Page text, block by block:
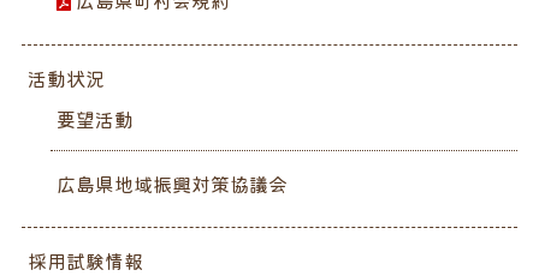
活動状況
要望活動
広島県地域振興対策協議会
採用試験情報